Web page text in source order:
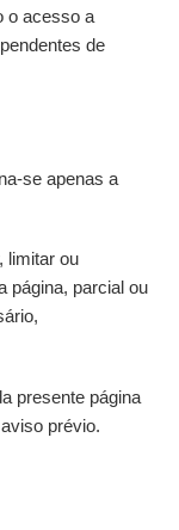
o acesso a
de
se apenas a
limitar ou
página, parcial ou
presente página
prévio.